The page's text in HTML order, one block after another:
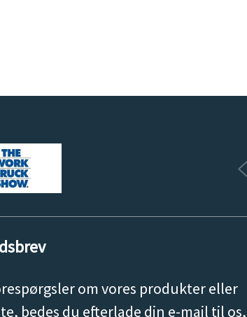
om vores produkter eller
bedes du efterlade din e-mail til